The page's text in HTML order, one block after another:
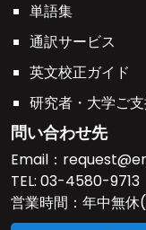
単語集
通訳サービス
英文校正ガイド
研究者・大学ご
問い合わせ先
Email：
TEL: 03-4580-9713
営業時間：年中無